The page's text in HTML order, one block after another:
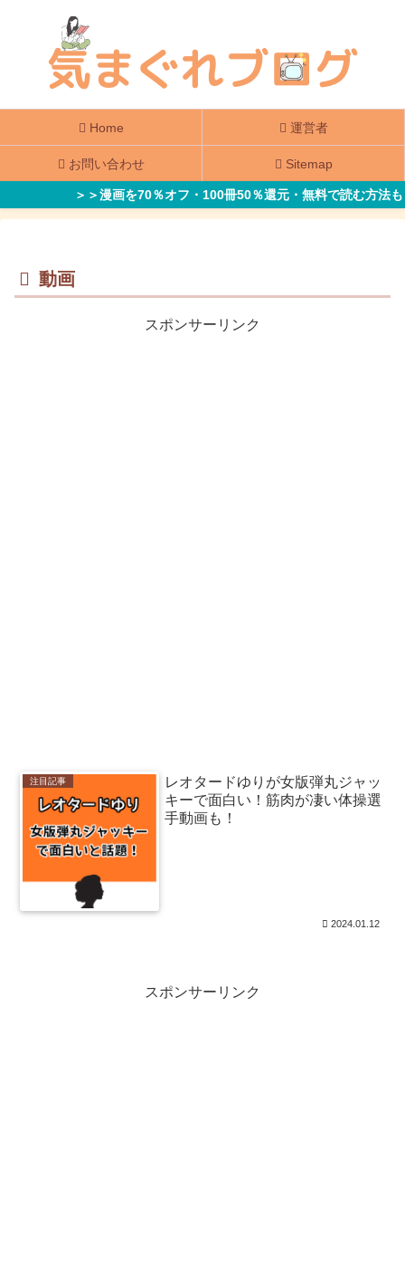
Home 運営者
お問い合わせ Sitemap
＞＞漫画を70％オフ・100冊50％還元・無料で読む方法も
動画
スポンサーリンク
注目記事
レオタードゆりが女版弾丸ジャッ
キーで面白い！筋肉が凄い体操選
手動画も！
2024.01.12
スポンサーリンク